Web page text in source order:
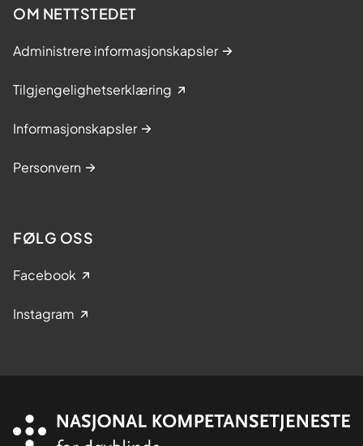
OM NETTSTEDET
Administrere informasjonskapsler
Tilgjengelighetserklæring
Informasjonskapsler
Personvern
FØLG OSS
Facebook
Instagram